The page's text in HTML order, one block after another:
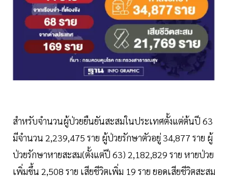
สำหรับจำนวนผู้ป่วยยืนยันสะสมในประเทศตั้งแต่ต้นปี 63
มีจำนวน 2,239,475 ราย ผู้ป่วยรักษาตัวอยู่ 34,877 ราย ผู้
ป่วยรักษาหายสะสม(ตั้งแต่ปี 63) 2,182,829 ราย หายป่วย
เพิ่มขึ้น 2,508 ราย เสียชีวิตเพิ่ม 19 ราย ยอดเสียชีวิตสะสม